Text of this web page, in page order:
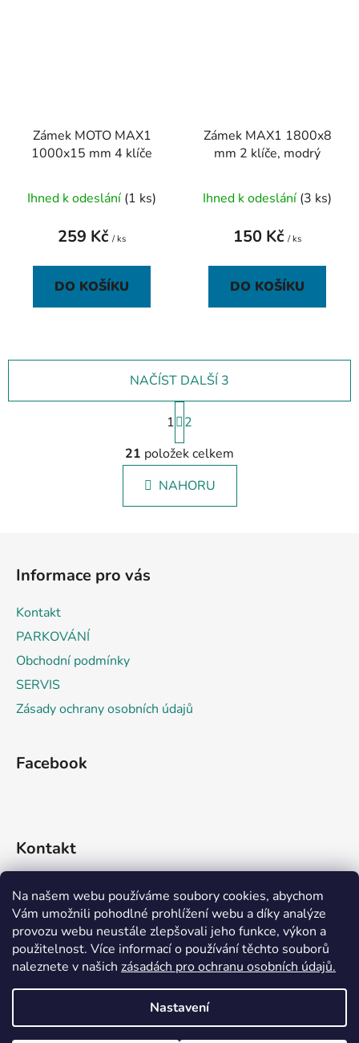
Na našem webu používáme soubory cookies, abychom
Vám umožnili pohodlné prohlížení webu a díky analýze
provozu webu neustále zlepšovali jeho funkce, výkon a
použitelnost. Více informací o používání těchto souborů
naleznete v našich zásadách pro ochranu osobních údajů.
Nastavení
Zámek MOTO MAX1
1000x15 mm 4 klíče
Ihned k odeslání (1 ks)
259 Kč / ks
DO KOŠÍKU
Zámek MAX1 1800x8
mm 2 klíče, modrý
Ihned k odeslání (3 ks)
150 Kč / ks
DO KOŠÍKU
O
v
l
á
d
p
NAČÍST DALŠÍ 3
S
t
r
á
n
k
1
2
21 položek celkem
NAHORU
Informace pro vás
Kontakt
PARKOVÁNÍ
Obchodní podmínky
SERVIS
Zásady ochrany osobních údajů
Facebook
Kontakt
info@rideko.cz
+420 721 360 992